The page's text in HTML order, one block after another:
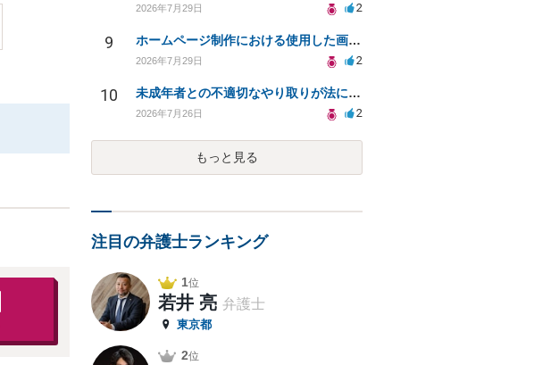
2026年7月29日 2
9 ホームページ制作における使用した画像や文章の著作権について
2026年7月29日 2
10 未成年者との不適切なやり取りが法に触れる可能性と対処法
2026年7月26日 2
もっと見る
注目の弁護士ランキング
1位
若井 亮 弁護士
東京都
2位